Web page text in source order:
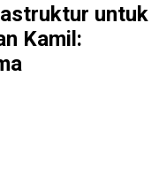
untuk
Kamil: